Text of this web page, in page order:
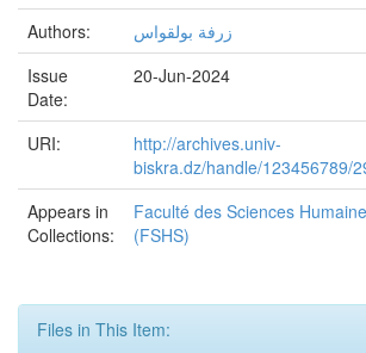
Authors:
زرفة بولقواس
Issue
Date:
20-Jun-2024
URI:
http://archives.univ-
biskra.dz/handle/123456789/
Appears in
Collections:
Faculté des Sciences
(FSHS)
Files in This Item: